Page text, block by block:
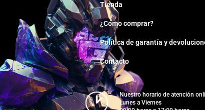
Tienda
¿Cómo comprar?
Política de garantía y
Contacto
Nuestro horario de atención
Lunes a Viernes